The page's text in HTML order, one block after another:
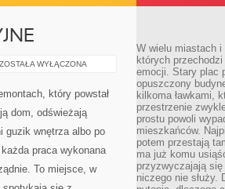
INSTALACJE
KANALIZACYJNE
ZOSTAŁA WYŁĄCZONA
który powstał
dom, odświeżają
guzik wnętrza albo po
praca wykonana
To miejsce, w
W wielu miastach
których
emocji. Stary plac
opuszczony
kilkoma ławkami,
przestrzenie
prostu powoli
mieszkańców.
potem przestają
ma już komu
przyzwyczajają
niczego nie służy.